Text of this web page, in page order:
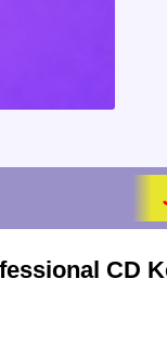
CD